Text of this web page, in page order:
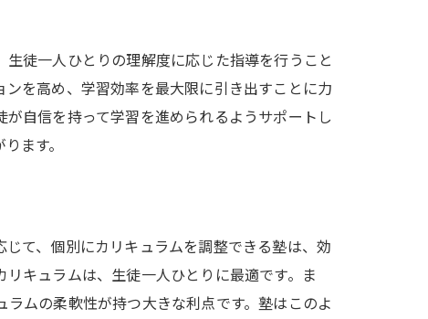
徒一人ひとりの理解度に応じた指導を行うこと
を高め、学習効率を最大限に引き出すことに力
自信を持って学習を進められるようサポートし
ます。
て、個別にカリキュラムを調整できる塾は、効
キュラムは、生徒一人ひとりに最適です。ま
ムの柔軟性が持つ大きな利点です。塾はこのよ